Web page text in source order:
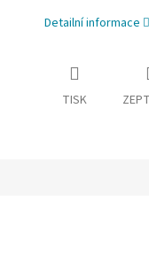
Detailní informace
TISK